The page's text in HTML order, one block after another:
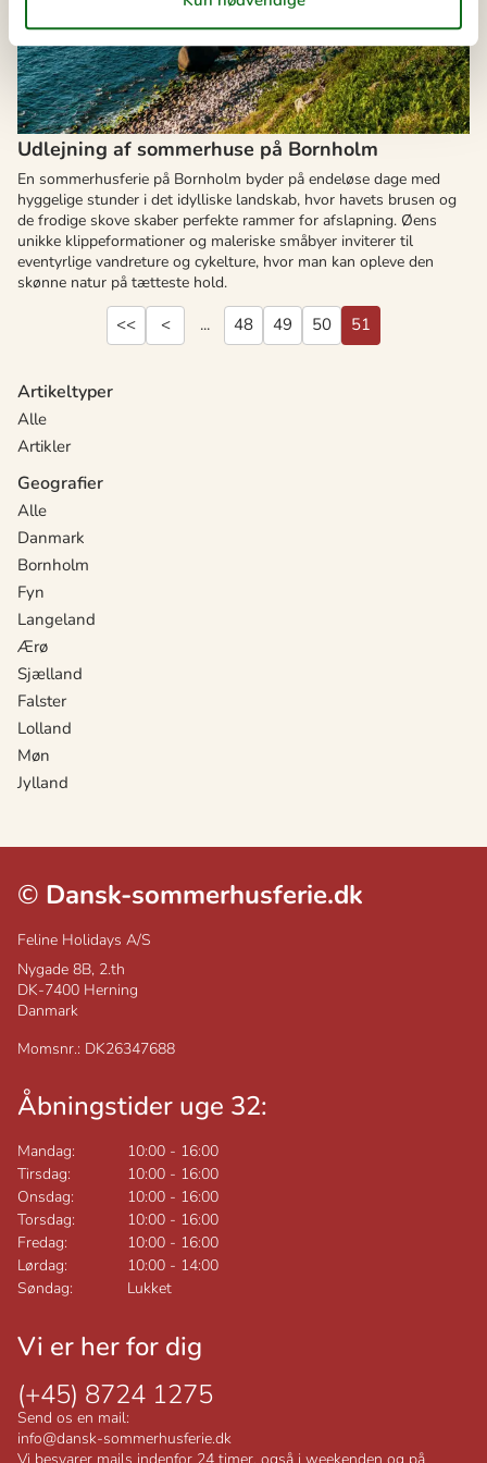
Udlejning af sommerhuse på Bornholm
En sommerhusferie på Bornholm byder på endeløse dage med
hyggelige stunder i det idylliske landskab, hvor havets brusen og
de frodige skove skaber perfekte rammer for afslapning. Øens
unikke klippeformationer og maleriske småbyer inviterer til
eventyrlige vandreture og cykelture, hvor man kan opleve den
skønne natur på tætteste hold.
<< < ... 48 49 50 51
Artikeltyper
Alle
Artikler
Geografier
Alle
Danmark
Bornholm
Fyn
Langeland
Ærø
Sjælland
Falster
Lolland
Møn
Jylland
© Dansk-sommerhusferie.dk
Feline Holidays A/S
Nygade 8B, 2.th
DK-7400 Herning
Danmark
Momsnr.: DK26347688
Åbningstider uge 32:
Mandag: 10:00 - 16:00
Tirsdag:
10:00 - 16:00
Onsdag:
10:00 - 16:00
Torsdag:
10:00 - 16:00
Fredag:
10:00 - 16:00
Lørdag:
10:00 - 14:00
Søndag:
Lukket
Vi er her for dig
(+45) 8724 1275
Send os en mail:
info@dansk-sommerhusferie.dk